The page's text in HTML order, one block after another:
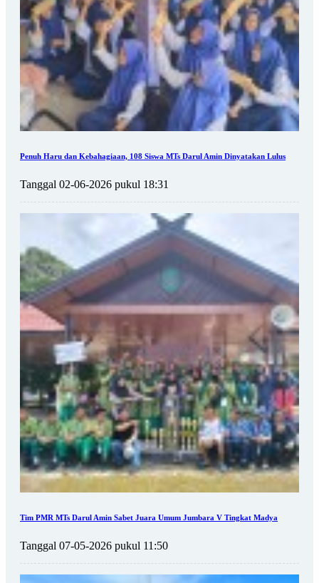
Penuh Haru dan Kebahagiaan, 108 Siswa MTs Darul Amin Dinyatakan Lulus
Tanggal 02-06-2026 pukul 18:31
Tim PMR MTs Darul Amin Sabet Juara Umum Jumbara V Tingkat Madya
Tanggal 07-05-2026 pukul 11:50